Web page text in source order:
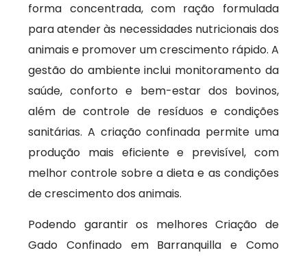
forma concentrada, com ração formulada
para atender às necessidades nutricionais dos
animais e promover um crescimento rápido. A
gestão do ambiente inclui monitoramento da
saúde, conforto e bem-estar dos bovinos,
além de controle de resíduos e condições
sanitárias. A criação confinada permite uma
produção mais eficiente e previsível, com
melhor controle sobre a dieta e as condições
de crescimento dos animais.
Podendo garantir os melhores Criação de
Gado Confinado em Barranquilla e Como